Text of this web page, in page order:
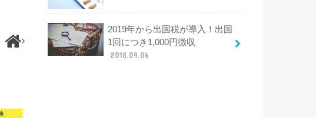
2019年から出国税が導入！出国
1回につき1,000円徴収
2018.09.06